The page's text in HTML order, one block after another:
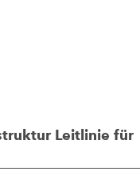
Leitlinie für